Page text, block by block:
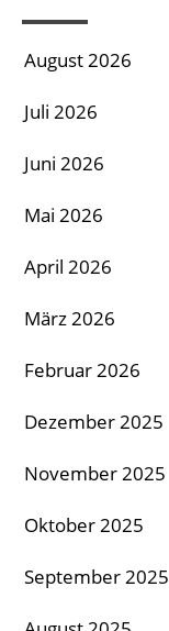
August 2026
Juli 2026
Juni 2026
Mai 2026
April 2026
März 2026
Februar 2026
Dezember 2025
November 2025
Oktober 2025
September 2025